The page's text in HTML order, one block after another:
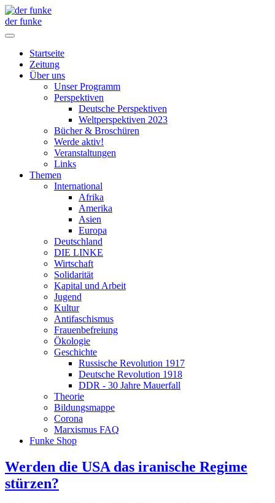
der funke
Startseite
Zeitung
Über uns
Unser Programm
Perspektiven
Deutsche Perspektiven
Weltperspektiven 2023
Bücher & Broschüren
Werde aktiv!
Veranstaltungen
Links
Themen
International
Afrika
Amerika
Asien
Europa
Deutschland
DIE LINKE
Wirtschaft
Solidarität
Kapital und Arbeit
Jugend
Kultur
Antifaschismus
Frauenbefreiung
Ökologie
Geschichte
Russische Revolution 1917
Deutsche Revolution 1918
DDR - 30 Jahre Mauerfall
Theorie
Bildungsmappe
Corona
Marxismus FAQ
Funke Shop
Werden die USA das iranische Regime
stürzen?